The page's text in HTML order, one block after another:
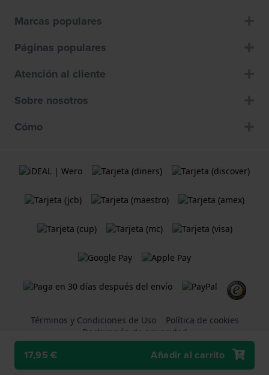
17,95 € Añadir al carrito
Marcas populares
Páginas populares
Atención al cliente
Sobre nosotros
Cómo
Términos y Condiciones de Uso
Política de cookies
Declaración de privacidad
Una tienda web Holland Watch Group B.V.